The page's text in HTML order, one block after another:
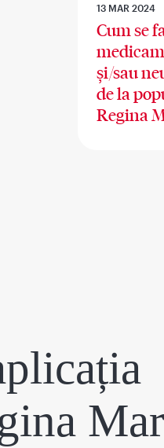
13 MAR 2024
Cum se
și/sau
de la
Regina